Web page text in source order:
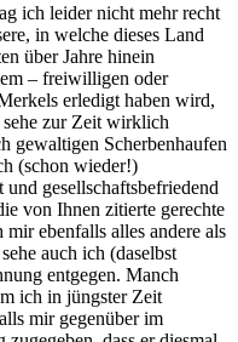
ich leider nicht mehr recht
in welche dieses Land
über Jahre hinein
– freiwilligen oder
erledigt haben wird,
zur Zeit wirklich
gewaltigen Scherbenhaufen
(schon wieder!)
gesellschaftsbefriedend
von Ihnen zitierte gerechte
ebenfalls alles andere als
auch ich (daselbst
entgegen. Manch
ich in jüngster Zeit
mir gegenüber im